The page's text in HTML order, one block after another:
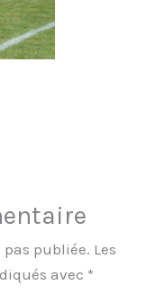
pas publiée. Les
avec *